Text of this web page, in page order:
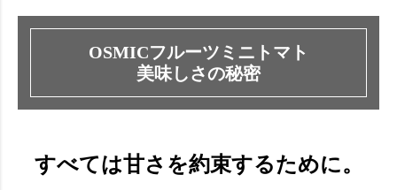
OSMICフルーツミニトマト
美味しさの秘密
すべては甘さを約束するために。